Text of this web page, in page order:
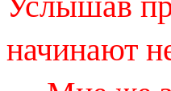
начинают